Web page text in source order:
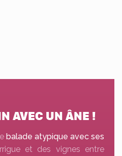
AVEC UN ÂNE !
balade atypique avec ses
et des vignes entre